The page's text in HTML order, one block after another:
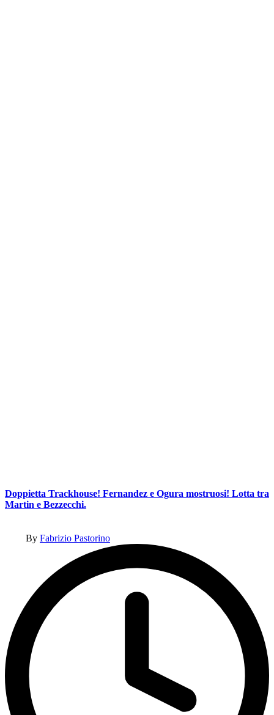
Doppietta Trackhouse! Fernandez e Ogura mostruosi! Lotta tra
Martin e Bezzecchi.
By Fabrizio Pastorino